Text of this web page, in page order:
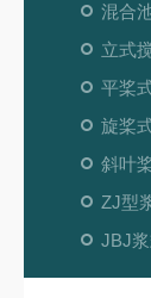
混合
立式
平桨
旋桨
斜叶
ZJ型
JBJ